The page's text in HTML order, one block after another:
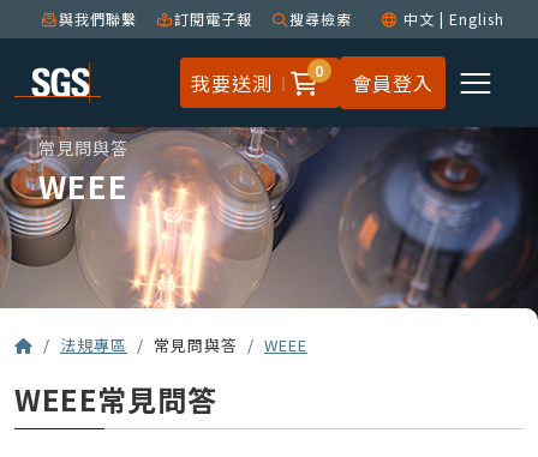
與我們聯繫 訂閱電子報 搜尋檢索 中文 | English
我要送測 0 會員登入
常見問與答
WEEE
法規專區 常見問與答 WEEE
WEEE常見問答